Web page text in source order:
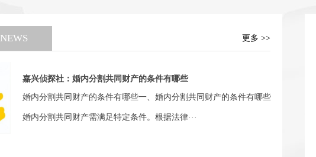
NEWS 更多 >>
嘉兴侦探社：婚内分割共同财产的条件有哪些
婚内分割共同财产的条件有哪些一、婚内分割共同财产的条件有哪些
婚内分割共同财产需满足特定条件。根据法律···